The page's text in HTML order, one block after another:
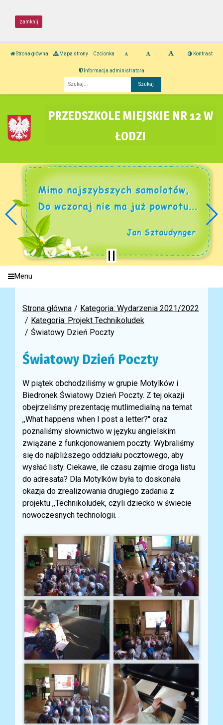
zamknij
Strona główna Mapa strony Czcionka Kontrast
Informacja administratora
PRZEDSZKOLE MIEJSKIE NR 12 W
ŁODZI
Menu
Strona główna
Kategoria: Wydarzenia 2021/2022
Kategoria: Projekt Technikoludek
Światowy Dzień Poczty
Światowy Dzień Poczty
W piątek obchodziliśmy w grupie Motylków i
Biedronek Światowy Dzień Poczty. Z tej okazji
obejrzeliśmy prezentację mutlimedialną na temat
,,What happens when I post a letter?'' oraz
poznaliśmy słownictwo w języku angielskim
związane z funkcjonowaniem poczty. Wybraliśmy
się do najbliższego oddziału pocztowego, aby
wysłać listy. Ciekawe, ile czasu zajmie droga listu
do adresata? Dla Motylków była to doskonała
okazja do zrealizowania drugiego zadania z
projektu ,,Technikoludek, czyli dziecko w świecie
nowoczesnych technologii.